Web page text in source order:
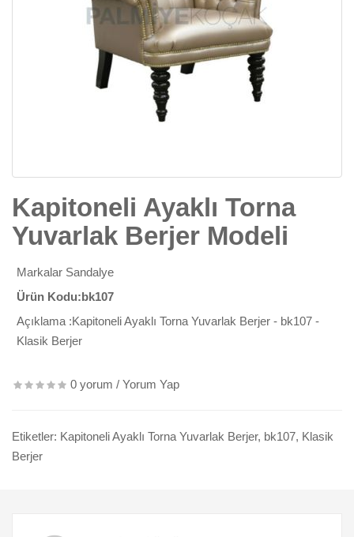
Kapitoneli Ayaklı Torna
Yuvarlak Berjer Modeli
Markalar Sandalye
Ürün Kodu:bk107
Açıklama :Kapitoneli Ayaklı Torna Yuvarlak Berjer - bk107 -
Klasik Berjer
0 yorum / Yorum Yap
Etiketler: Kapitoneli Ayaklı Torna Yuvarlak Berjer, bk107, Klasik
Berjer